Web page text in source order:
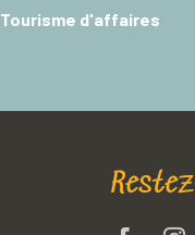
Tourisme d'affaires